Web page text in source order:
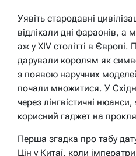
Уявіть стародавні
відлікали дні фараонів, а
аж у XIV столітті в Європі.
дарували королям як
з появою наручних
почали множитися. У
через лінгвістичні
корисний гаджет на
Перша згадка про табу
Цін у Китаї, коли